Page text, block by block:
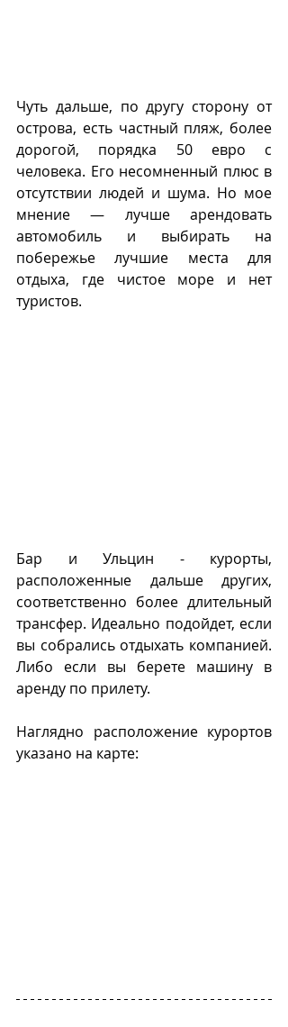
Чуть дальше, по другу сторону от
острова, есть частный пляж, более
дорогой, порядка 50 евро с
человека. Его несомненный плюс в
отсутствии людей и шума. Но мое
мнение — лучше арендовать
автомобиль и выбирать на
побережье лучшие места для
отдыха, где чистое море и нет
туристов.
Бар и Ульцин - курорты,
расположенные дальше других,
соответственно более длительный
трансфер. Идеально подойдет, если
вы собрались отдыхать компанией.
Либо если вы берете машину в
аренду по прилету.
Наглядно расположение курортов
указано на карте: